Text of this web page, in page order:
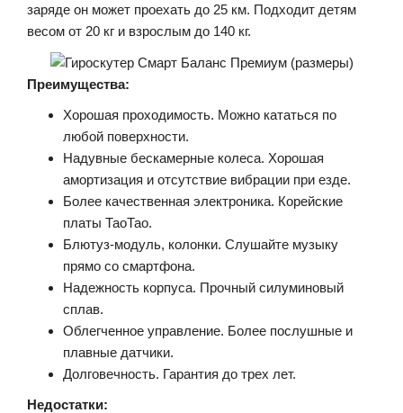
заряде он может проехать до 25 км. Подходит детям
весом от 20 кг и взрослым до 140 кг.
Преимущества:
Хорошая проходимость. Можно кататься по
любой поверхности.
Надувные бескамерные колеса. Хорошая
амортизация и отсутствие вибрации при езде.
Более качественная электроника. Корейские
платы ТаоТао.
Блютуз-модуль, колонки. Слушайте музыку
прямо со смартфона.
Надежность корпуса. Прочный силуминовый
сплав.
Облегченное управление. Более послушные и
плавные датчики.
Долговечность. Гарантия до трех лет.
Недостатки: